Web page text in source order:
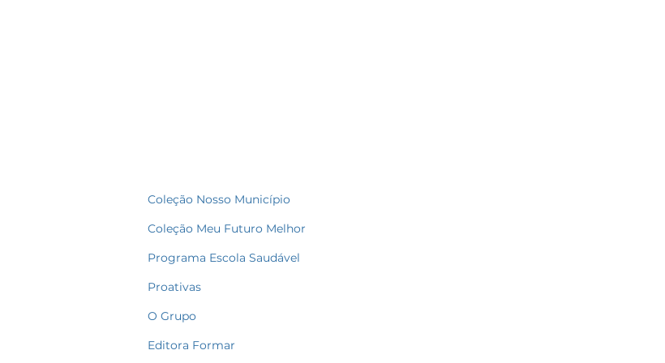
Coleção Nosso Município
Coleção Meu Futuro Melhor
Programa Escola Saudável
Proativas
O Grupo
Editora Formar